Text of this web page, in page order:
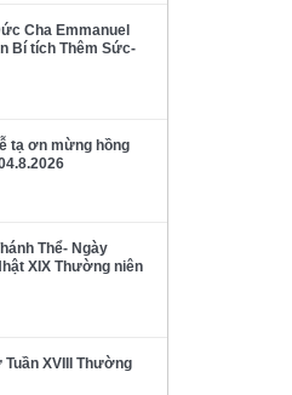
Cha Emmanuel
Bí tích Thêm Sức-
tạ ơn mừng hồng
Thể- Ngày
XIX Thường niên
XVIII Thường